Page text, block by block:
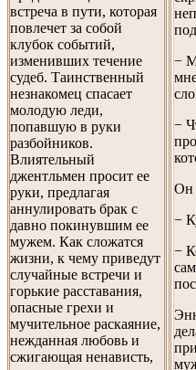
встреча в пути, которая
повлечет за собой
клубок событий,
изменивших течение
судеб. Таинственный
незнакомец спасает
молодую леди,
попавшую в руки
разбойников.
Влиятельный
джентльмен просит ее
руки, предлагая
аннулировать брак с
давно покинувшим ее
мужем. Как сложатся
жизни, к чему приведут
случайные встречи и
горькие расставания,
опасные грехи и
мучительное раскаяние,
нежданная любовь и
сжигающая ненависть,
−
−
Он
−
−